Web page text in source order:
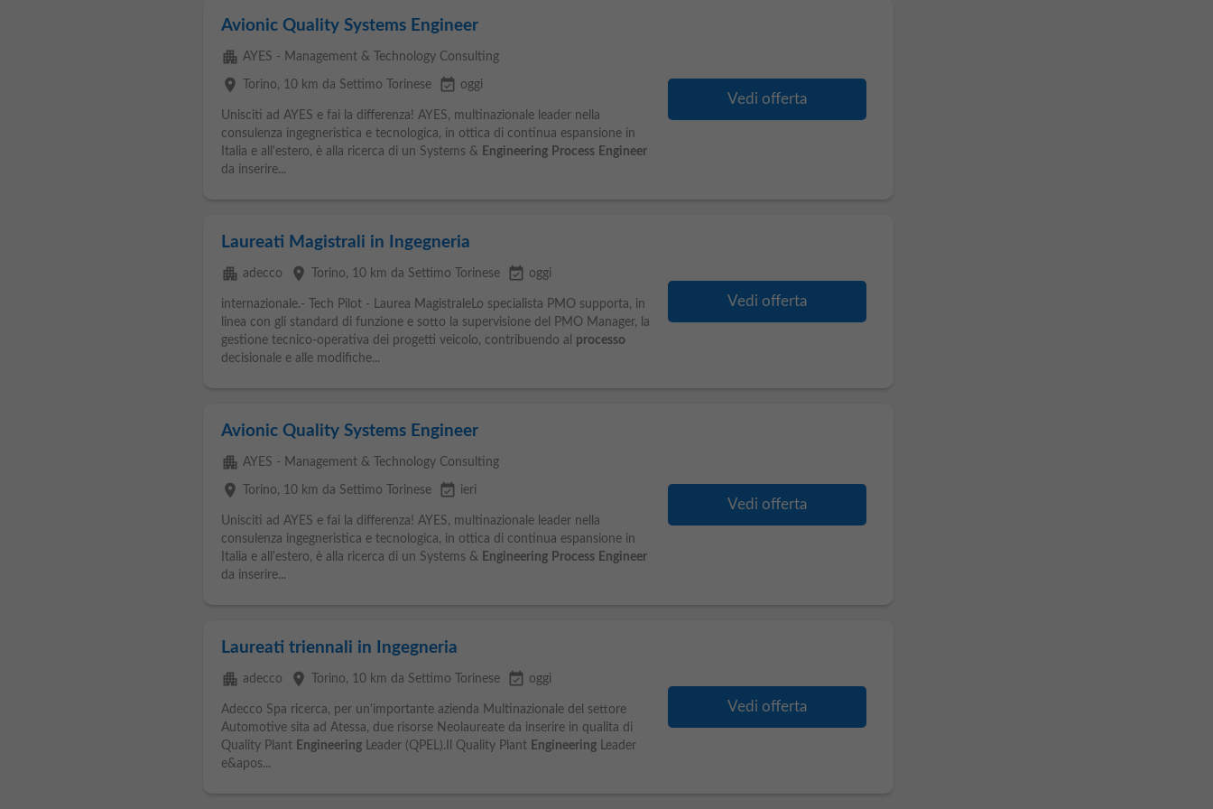
Avionic Quality Systems Engineer
apartment AYES - Management & Technology Consulting
place Torino, 10 km da Settimo Torinese event_available oggi
Unisciti ad AYES e fai la differenza! AYES, multinazionale leader nella
consulenza ingegneristica e tecnologica, in ottica di continua espansione in
Italia e all'estero, è alla ricerca di un Systems & Engineering Process Engineer
da inserire...
Vedi offerta
Laureati Magistrali in Ingegneria
apartment adecco place Torino, 10 km da Settimo Torinese event_available oggi
internazionale.- Tech Pilot - Laurea MagistraleLo specialista PMO supporta, in
linea con gli standard di funzione e sotto la supervisione del PMO Manager, la
gestione tecnico-operativa dei progetti veicolo, contribuendo al
processo
decisionale e alle modifiche...
Vedi offerta
Avionic Quality Systems Engineer
apartment AYES - Management & Technology Consulting
place Torino, 10 km da Settimo Torinese event_available ieri
Unisciti ad AYES e fai la differenza! AYES, multinazionale leader nella
consulenza ingegneristica e tecnologica, in ottica di continua espansione in
Italia e all'estero, è alla ricerca di un Systems & Engineering Process Engineer
da inserire...
Vedi offerta
Laureati triennali in Ingegneria
apartment adecco place Torino, 10 km da Settimo Torinese event_available oggi
Adecco Spa ricerca, per un'importante azienda Multinazionale del settore
Automotive sita ad Atessa, due risorse Neolaureate da inserire in qualita di
Quality Plant EngineeringLeader (QPEL).Il Quality Plant EngineeringLeader
e&apos...
Vedi offerta